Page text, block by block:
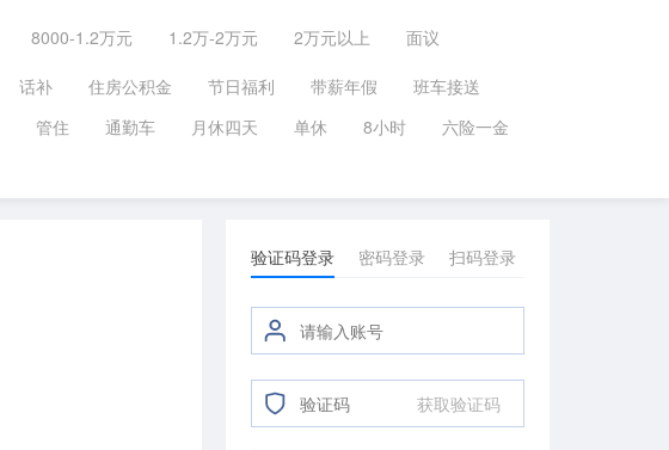
8000-1.2万元 1.2万-2万元 2万元以上
面议
话补 住房公积金 节日福利 带薪年假
班车接送
管住 通勤车 月休四天 单休 8小时
六险一金
验证码登录 密码登录 扫码登录
获取验证码